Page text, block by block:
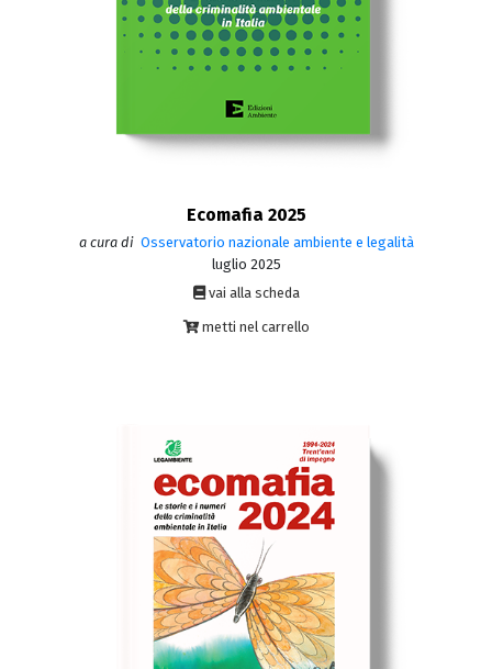
Ecomafia 2025
a cura di Osservatorio nazionale ambiente e legalità
luglio 2025
vai alla scheda
metti nel carrello